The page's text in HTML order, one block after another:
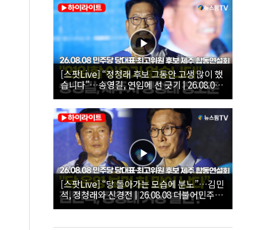
[스팟Live] “정청래 후보 그동안 고생 많이 했
습니다”…송영길, 연임에 선 긋기 | 26.08.08
더불어민주당 당대표·최고위원 후보 제주 합
동연설회
[스팟Live] “당 돌아가는 모습에 분노”…김민
석, 정청래와 신경전 | 26.08.08 더불어민주당
당대표·최고위원 후보 제주 합동연설회